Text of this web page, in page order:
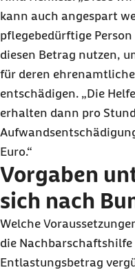
kann auch angespart
pflegebedürftige
diesen Betrag nutzen,
für deren
entschädigen. „Die
erhalten dann pro
Euro.“
Vorgaben
sich nach
Welche
die Nachbarschaftshilfe
Entlastungsbetrag